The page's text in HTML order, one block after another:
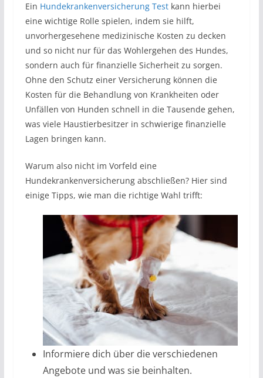
Ein Hundekrankenversicherung Testkann hierbei
eine wichtige Rolle spielen, indem sie hilft,
unvorhergesehene medizinische Kosten zu decken
und so nicht nur für das Wohlergehen des Hundes,
sondern auch für finanzielle Sicherheit zu sorgen.
Ohne den Schutz einer Versicherung können die
Kosten für die Behandlung von Krankheiten oder
Unfällen von Hunden schnell in die Tausende gehen,
was viele Haustierbesitzer in schwierige finanzielle
Lagen bringen kann.
Warum also nicht im Vorfeld eine
Hundekrankenversicherung abschließen? Hier sind
einige Tipps, wie man die richtige Wahl trifft:
Informiere dich über die verschiedenen
Angebote und was sie beinhalten.